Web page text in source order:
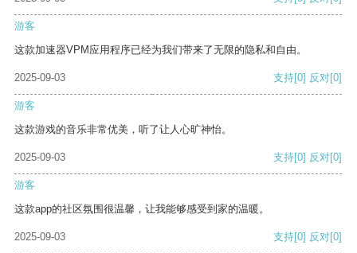
游客
这款加速器VPM应用程序已经为我们带来了无限的隐私和自由。
2025-09-03 支持[0] 反对[0]
游客
这款游戏的音乐非常优美，听了让人心旷神怡。
2025-09-03 支持[0] 反对[0]
游客
这款app的社区氛围很温馨，让我能够感受到家的温暖。
2025-09-03 支持[0] 反对[0]